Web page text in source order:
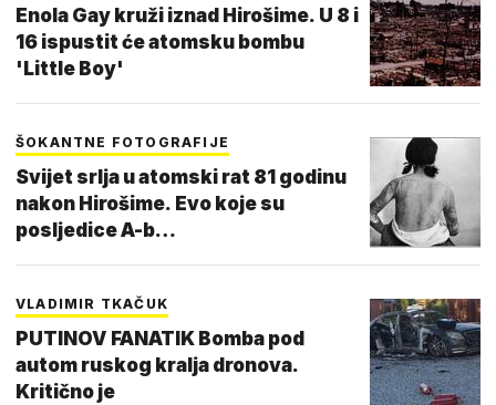
Enola Gay kruži iznad Hirošime. U 8 i
16 ispustit će atomsku bombu
'Little Boy'
ŠOKANTNE FOTOGRAFIJE
Svijet srlja u atomski rat 81 godinu
nakon Hirošime. Evo koje su
posljedice A-b…
VLADIMIR TKAČUK
PUTINOV FANATIK Bomba pod
autom ruskog kralja dronova.
Kritično je